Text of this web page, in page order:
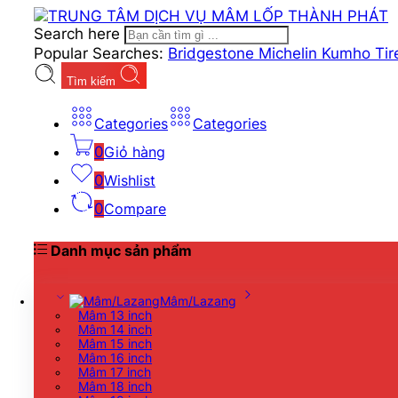
Search here
Popular Searches: Bridgestone Michelin Kumho
Tìm kiếm
Categories
Categories
0Giỏ hàng
0Wishlist
0Compare
Danh mục sản phẩm
Mâm/Lazang
Mâm 13 inch
Mâm 14 inch
Mâm 15 inch
Mâm 16 inch
Mâm 17 inch
Mâm 18 inch